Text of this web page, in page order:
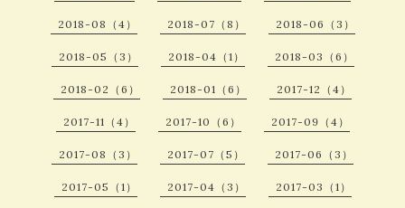
2018-08（4） 2018-07（8） 2018-06（3）
2018-05（3） 2018-04（1） 2018-03（6）
2018-02（6） 2018-01（6） 2017-12（4）
2017-11（4） 2017-10（6） 2017-09（4）
2017-08（3） 2017-07（5） 2017-06（3）
2017-05（1） 2017-04（3） 2017-03（1）